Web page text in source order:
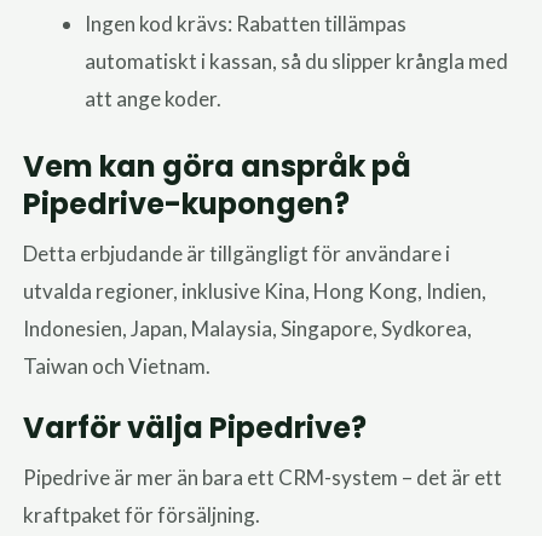
Ingen kod krävs: Rabatten tillämpas
automatiskt i kassan, så du slipper krångla med
att ange koder.
Vem kan göra anspråk på
Pipedrive-kupongen?
Detta erbjudande är tillgängligt för användare i
utvalda regioner, inklusive Kina, Hong Kong, Indien,
Indonesien, Japan, Malaysia, Singapore, Sydkorea,
Taiwan och Vietnam.
Varför välja Pipedrive?
Pipedrive är mer än bara ett CRM-system – det är ett
kraftpaket för försäljning.